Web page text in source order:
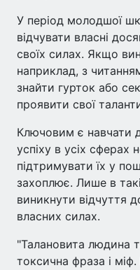
У період молодшої
відчувати власні
своїх силах. Якщо
наприклад, з
знайти гурток або
проявити свої
Ключовим є навчати
успіху в усіх
підтримувати їх у
захоплює. Лише в
виникнути відчуття
власних силах.
"Талановита людина
токсична фраза і